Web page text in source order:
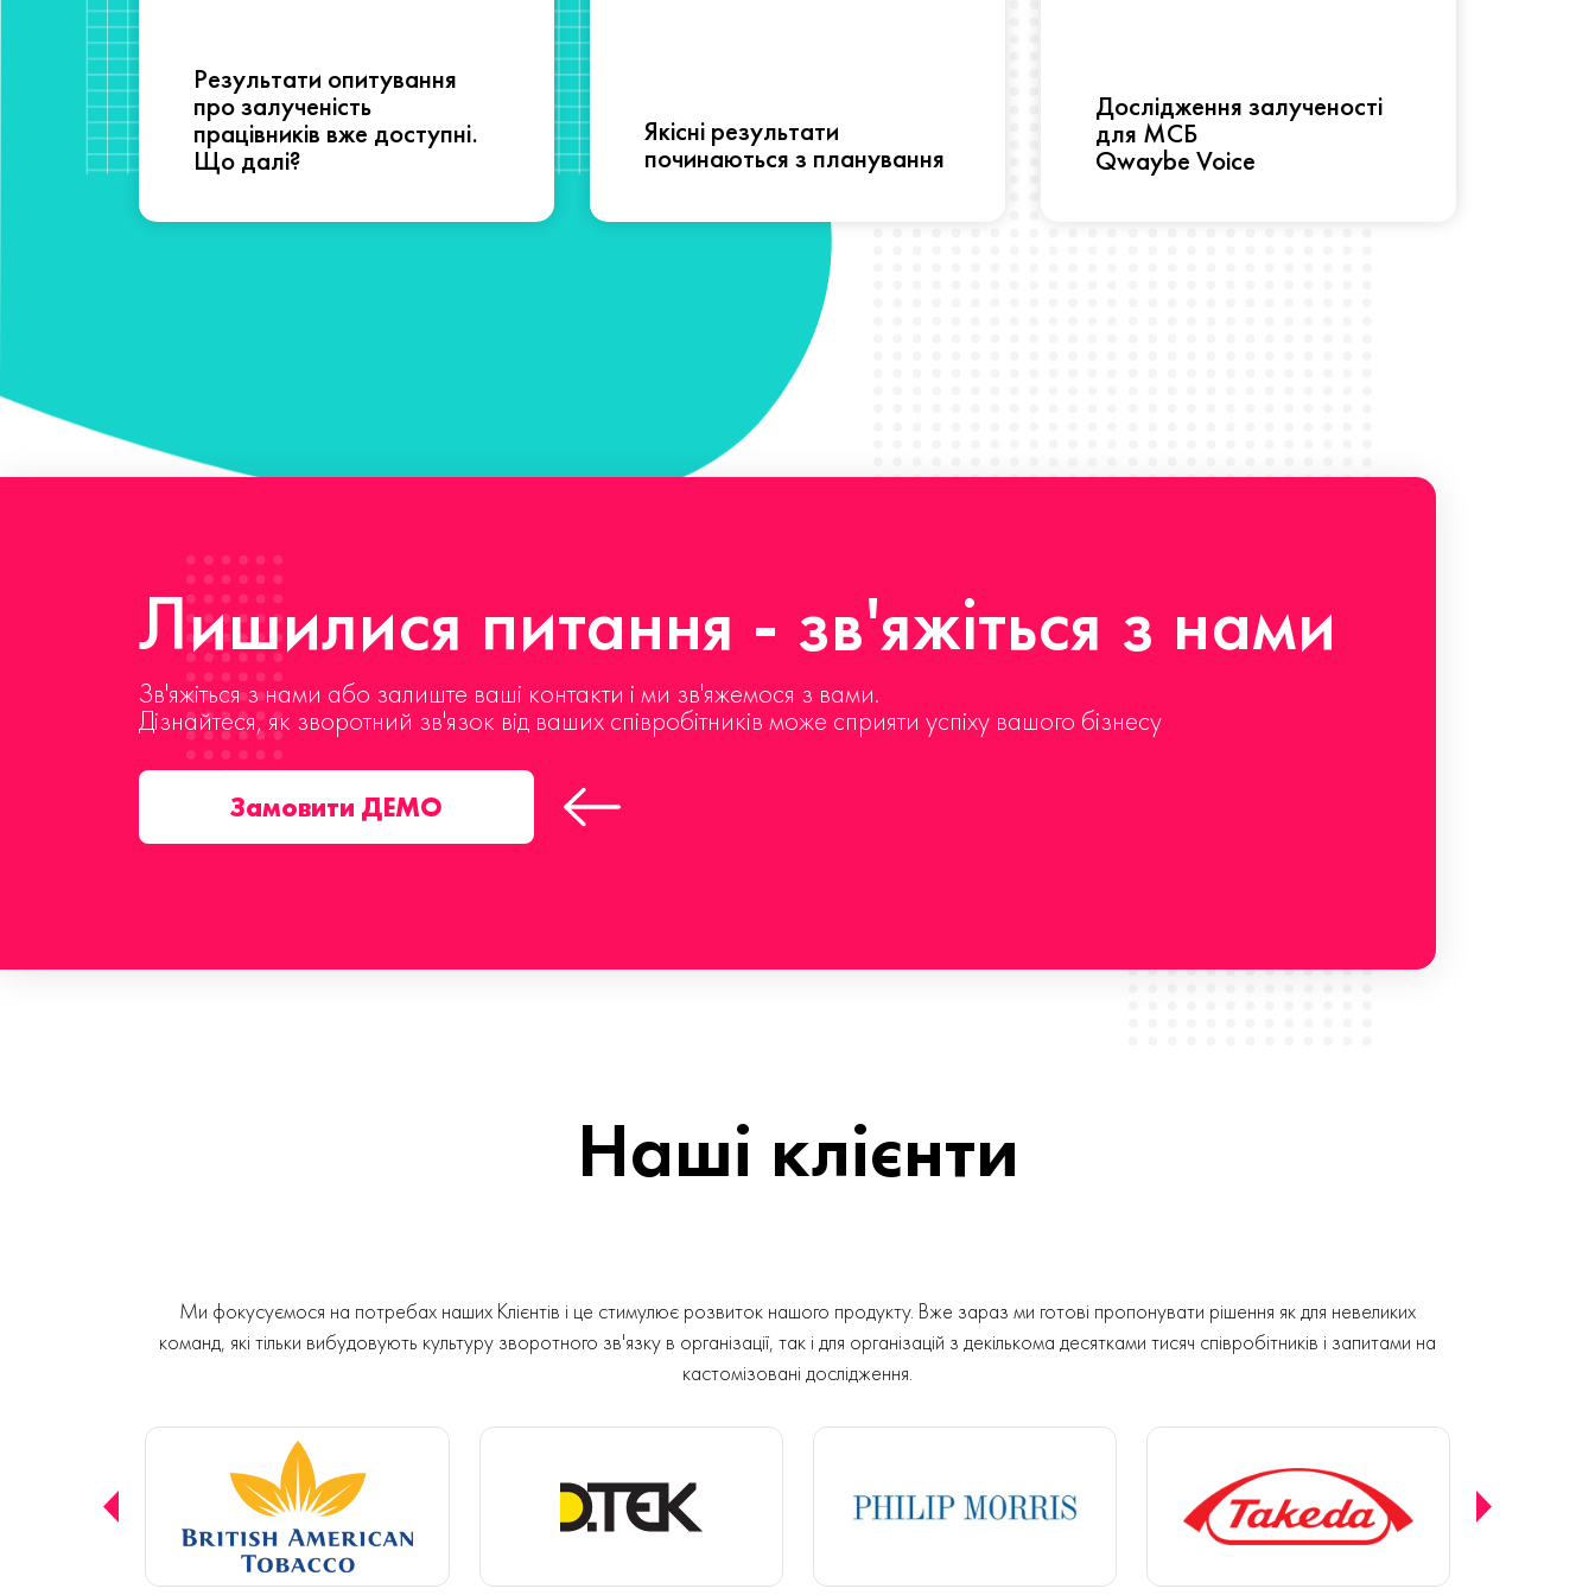
Результати опитування
про залученість
працівників вже доступні.
Що далі?
Якісні результати
починаються з планування
Дослідження залученості
для МСБ
Qwaybe Voice
Лишилися питання - зв'яжіться з нами
Зв'яжіться з нами або залиште ваші контакти і ми зв'яжемося з вами.
Дізнайтеся, як зворотний зв'язок від ваших співробітників може сприяти успіху вашого бізнесу
Замовити ДЕМО
Наші клієнти
Ми фокусуємося на потребах наших Клієнтів і це стимулює розвиток нашого продукту. Вже зараз ми готові пропонувати рішення як для невеликих
команд, які тільки вибудовують культуру зворотного зв'язку в організації, так і для організацій з декількома десятками тисяч співробітників і запитами на
кастомізовані дослідження.